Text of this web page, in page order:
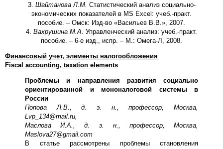
3. Шайтанова Л.М. Статистический анализ социально-
экономических показателей в MS Excel: учеб.-практ.
пособие. – Омск: Изд-во «Васильев В.В.», 2007.
4. Вахрушина М.А. Управленческий анализ: учеб.-практ.
пособие. – 6-е изд., испр. – М.: Омега-Л, 2008.
Финансовый учет, элементы налогообложения
Fiscal accounting, taxation elements
Проблемы и направления развития социально
ориентированной и мононалоговой системы в
России
Попова Л.В., д. э. н., профессор, Москва,
Lvp_134@mail.ru,
Маслова И.А., д. э. н., профессор, Москва,
Maslova27@gmail.com
В статье рассмотрены проблемы становления